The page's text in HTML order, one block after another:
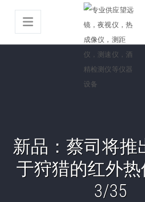
新品：蔡司将推
于狩猎的红外热
3/35